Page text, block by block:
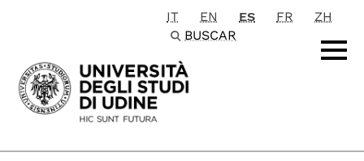
Passa al contenuto principale
IT EN ES FR
ZH
BUSCAR